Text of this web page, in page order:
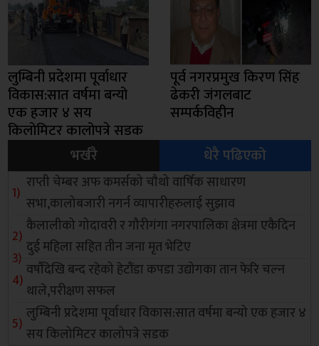
लुम्बिनी प्रदेशमा पूर्वाधार
विकास:सात वर्षमा बन्यो
एक हजार ४ सय
किलोमिटर कालोपत्रे सडक
पूर्व नगरप्रमुख किरण सिंह
ढेकरी जंगलबाट
सम्पर्कविहीन
भर्खरै
धेरै पढिएको
राप्ती चेम्बर अफ कमर्सको चाैथो वार्षिक साधारण
सभा,कालोबजारी नगर्न व्यापारीहरुलाई सुझाव
कैलालीको गोदावरी र गौरीगंगा नगरपालिका क्षेत्रमा एकैदिन
दुई महिला सहित तीन जना मृत भेटिए
वर्षौंदेखि बन्द रहेको हेटौंडा कपडा उद्योगका तान फेरि चल्न
थाले,परीक्षण सफल
लुम्बिनी प्रदेशमा पूर्वाधार विकास:सात वर्षमा बन्यो एक हजार ४
सय किलोमिटर कालोपत्रे सडक